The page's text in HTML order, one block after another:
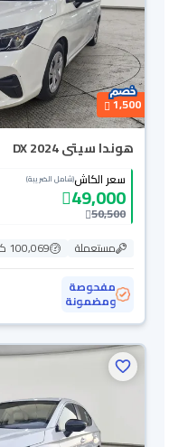
1,500
هوندا سيتى DX 2024
سعر الكاش(شامل الضريبة)
49,000
50,500
مستعملة
100,069 كم
مفحوصة
ومضمونة